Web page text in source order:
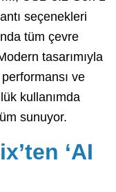
seçenekleri
tüm çevre
tasarımıyla
ve
kullanımda
sunuyor.
‘AI